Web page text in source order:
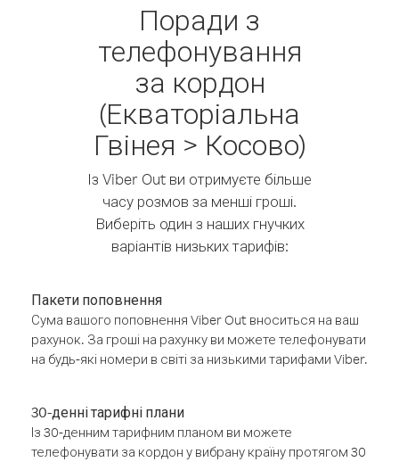
Поради з
телефонування
за кордон
(Екваторіальна
Гвінея > Косово)
Із Viber Out ви отримуєте більше
часу розмов за менші гроші.
Виберіть один з наших гнучких
варіантів низьких тарифів:
Пакети поповнення
Сума вашого поповнення Viber Out вноситься на ваш
рахунок. За гроші на рахунку ви можете телефонувати
на будь-які номери в світі за низькими тарифами Viber.
30-денні тарифні плани
Із 30-денним тарифним планом ви можете
телефонувати за кордон у вибрану країну протягом 30